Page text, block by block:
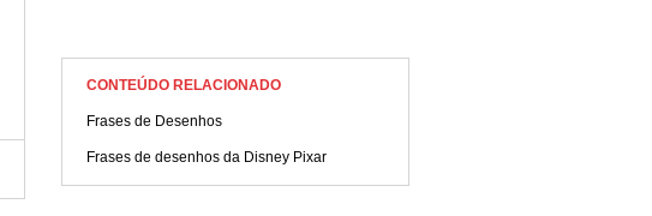
CONTEÚDO RELACIONADO
Frases de Desenhos
Frases de desenhos da Disney Pixar